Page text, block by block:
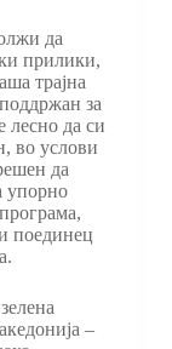
да
прилики,
трајна
за
лесно да си
во услови
да
упорно
и поединец
–